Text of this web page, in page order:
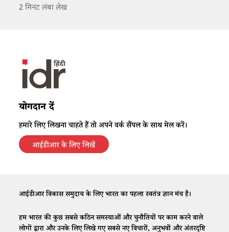
2 मिनट लंबा लेख
योगदान दें
हमारे लिए लिखना चाहते हैं तो अपने वर्क सैंपल के साथ मेल करें।
आईडीआर के लिए लिखें
आईडीआर विकास समुदाय के लिए भारत का पहला स्वतंत्र ज्ञान मंच है।
हम भारत की कुछ सबसे कठिन समस्याओं और चुनौतियों पर काम करने वाले
लोगों द्वारा और उनके लिए लिखे गए सबसे नए विचारों, अनुभवों और अंतरदृष्टि